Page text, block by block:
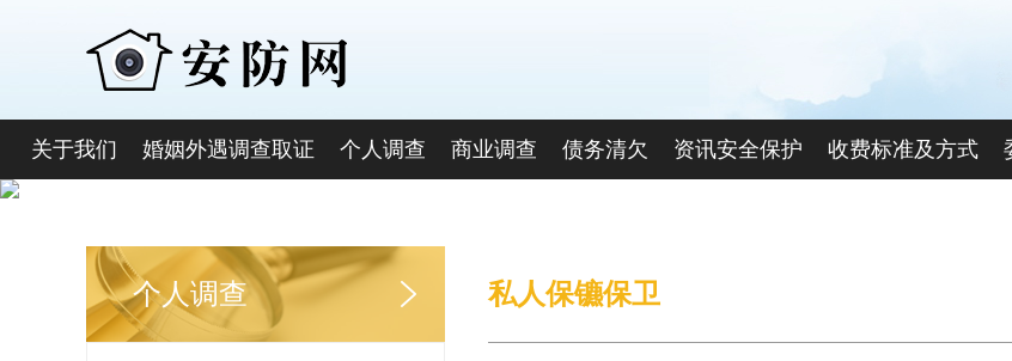
关于我们 婚姻外遇调查取证 个人调查 商业调查 债务清欠 资讯安全保护 收费标准及方式
个人调查 私人保镳保卫